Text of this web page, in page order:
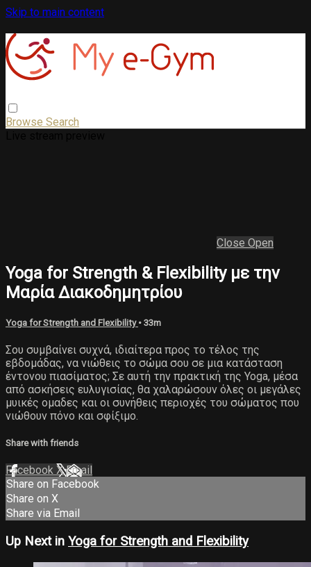
Skip to main content
Browse Search
Close Open
Yoga for Strength & Flexibility με την
Μαρία Διακοδημητρίου
Yoga for Strength and Flexibility • 33m
Σου συμβαίνει συχνά, ιδιαίτερα προς το τέλος της
εβδομάδας, να νιώθεις το σώμα σου σε μια κατάσταση
έντονου πιασίματος; Σε αυτή την πρακτική της Yoga, μέσα
από ασκήσεις ευλυγισίας, θα χαλαρώσουν όλες οι μεγάλες
μυικές ομαδες και οι συνήθεις περιοχές του σώματος που
νιώθουν πόνο και σφίξιμο.
Share with friends
Facebook XEmail
Share on Facebook
Share on X
Share via Email
Up Next in Yoga for Strength and Flexibility